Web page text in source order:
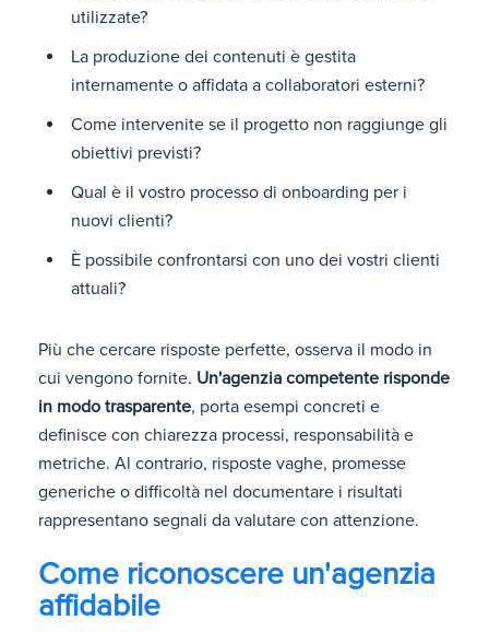
utilizzate?
La produzione dei contenuti è gestita
internamente o affidata a collaboratori esterni?
Come intervenite se il progetto non raggiunge gli
obiettivi previsti?
Qual è il vostro processo di onboarding per i
nuovi clienti?
È possibile confrontarsi con uno dei vostri clienti
attuali?
Più che cercare risposte perfette, osserva il modo in
cui vengono fornite. Un'agenzia competente risponde
in modo trasparente, porta esempi concreti e
definisce con chiarezza processi, responsabilità e
metriche. Al contrario, risposte vaghe, promesse
generiche o difficoltà nel documentare i risultati
rappresentano segnali da valutare con attenzione.
Come riconoscere un'agenzia
affidabile